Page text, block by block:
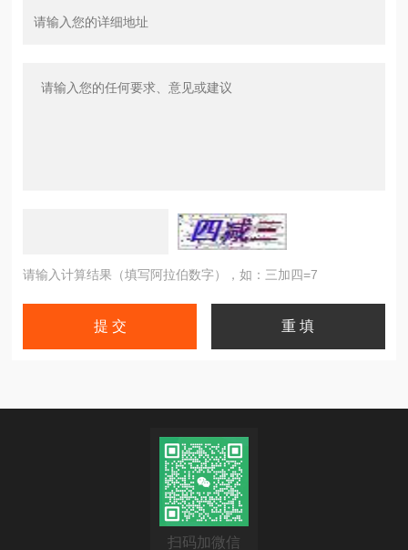
请输入计算结果（填写阿拉伯数字），如：三加四=7
扫码加微信